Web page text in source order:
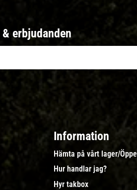
erbjudanden
Information
Hämta på vårt lager/
Hur handlar jag?
Hyr takbox